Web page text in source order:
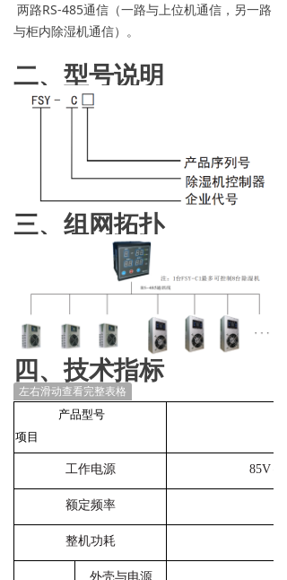
两路RS-485通信（一路与上位机通信，另一路
与柜内除湿机通信）。
二、型号说明
三、组网拓扑
四、技术指标
左右滑动查看完整表格
产品型号
项目
工作电源 85V～
额定频率
整机功耗
外壳与电源